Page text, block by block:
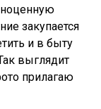
закупается
и в быту
выглядит
прилагаю